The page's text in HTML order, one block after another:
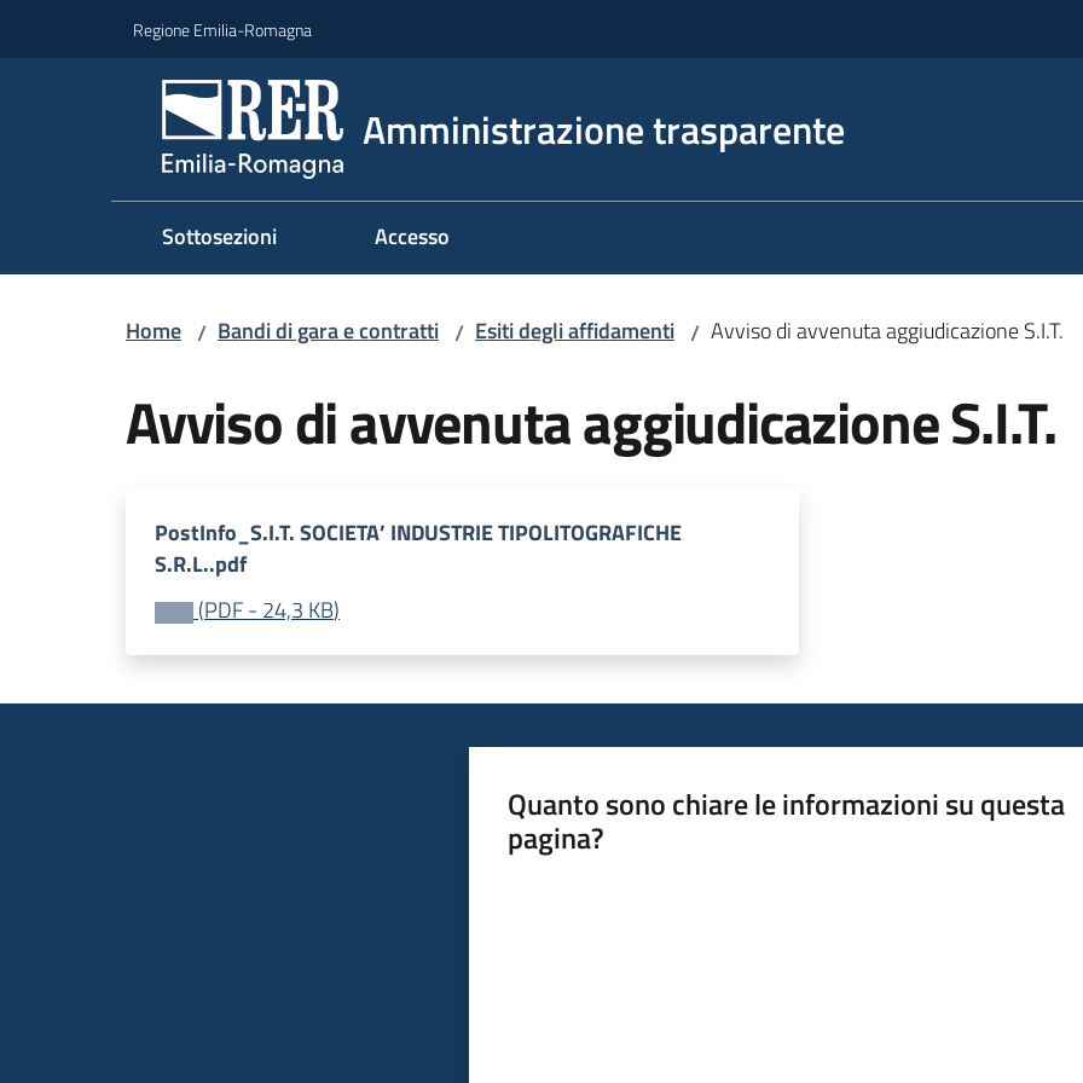
Regione Emilia-Romagna
Amministrazione trasparente
Sottosezioni Accesso
Home / Bandi di gara e contratti / Esiti degli affidamenti / Avviso di avvenuta aggiudicazione S.I.T.
Avviso di avvenuta aggiudicazione S.I.T.
PostInfo_S.I.T. SOCIETA’ INDUSTRIE TIPOLITOGRAFICHE
S.R.L..pdf
(PDF- 24,3 KB)
Quanto sono chiare le informazioni su questa
pagina?